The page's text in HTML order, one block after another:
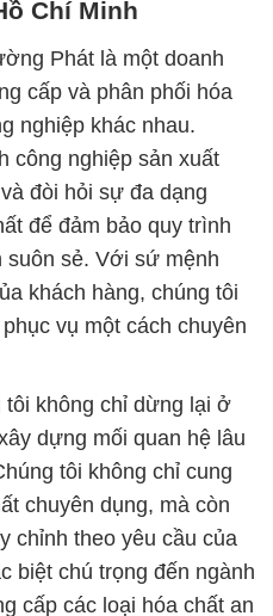
Chí Minh
Phát là một doanh
cấp và phân phối hóa
nghiệp khác nhau.
công nghiệp sản xuất
đòi hỏi sự đa dạng
để đảm bảo quy trình
suôn sẻ. Với sứ mệnh
khách hàng, chúng tôi
vụ một cách chuyên
tôi không chỉ dừng lại ở
dựng mối quan hệ lâu
tôi không chỉ cung
chuyên dụng, mà còn
chỉnh theo yêu cầu của
biệt chú trọng đến ngành
cấp các loại hóa chất an